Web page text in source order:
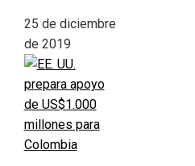
25 de diciembre
de 2019